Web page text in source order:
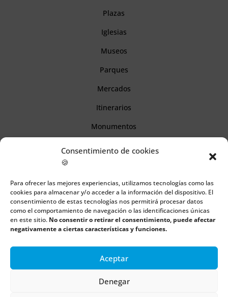
Consentimiento de cookies
🍪
Para ofrecer las mejores experiencias, utilizamos tecnologías como las
cookies para almacenar y/o acceder a la información del dispositivo. El
consentimiento de estas tecnologías nos permitirá procesar datos
como el comportamiento de navegación o las identificaciones únicas
en este sitio. No consentir o retirar el consentimiento, puede afectar
negativamente a ciertas características y funciones.
Aceptar
Denegar
Plazas
Iglesias
Museos
Parques
Mercados
Itinerarios
Monumentos
Información
Aviso legal
Política de cookies
Política de privacidad